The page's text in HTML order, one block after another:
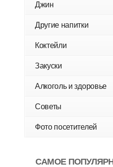
Джин
Другие напитки
Коктейли
Закуски
Алкоголь и здоровье
Советы
Фото посетителей
САМОЕ